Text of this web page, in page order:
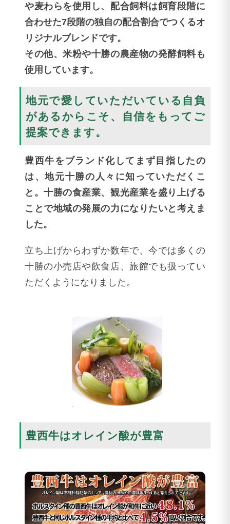
や麦わらを使用し、配合飼料は飼育段階に
合わせた7段階の独自の配合割合でつくるオ
リジナルブレンドです。
その他、米粉や十勝の農産物の発酵飼料も
使用しています。
地元で愛していただいている自負
があるからこそ、自信をもってご
提案できます。
豊西牛をブランド化してまず目指したの
は、地元十勝の人々に知っていただくこ
と。十勝の食産業、観光産業を盛り上げる
ことで地域の発展の力になりたいと考えま
した。
立ち上げからわずか数年で、今では多くの
十勝の小売店や飲食店、旅館でも扱ってい
ただくようになりました。
豊西牛はオレイン酸が豊富